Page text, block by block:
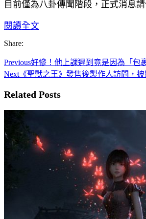
目前僅為八卦傳聞階段，正式消息
閱讀全文
Share:
Previous好慘！他上課遲到竟是因為「
Next 《聖獸之王》發售後製作人訪問，
Related Posts